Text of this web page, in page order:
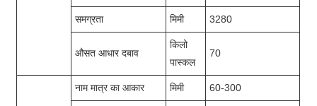
समग्रता मिमी 3280
औसत आधार दबाव
किलो
पास्कल
70
नाम मात्र का आकार मिमी 60-300